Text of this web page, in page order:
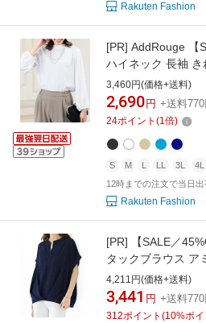
Rakuten Fashion
[PR] AddRouge 【
ハイネック 長袖
ルージュ トップス
ベージュ ブラック
3,460円(価格+送料)
2,690 円 +送料770
24ポイント (1倍)
S M L LL 3L
4L
12時までの注文で当日出
Rakuten Fashion
[PR]
【SALE／
タックブラウス ア
ツ・ブラウス グレ
グリーン パープル
4,211円(価格+送料)
3,441 円 +送料770
312ポイント (10%ポ